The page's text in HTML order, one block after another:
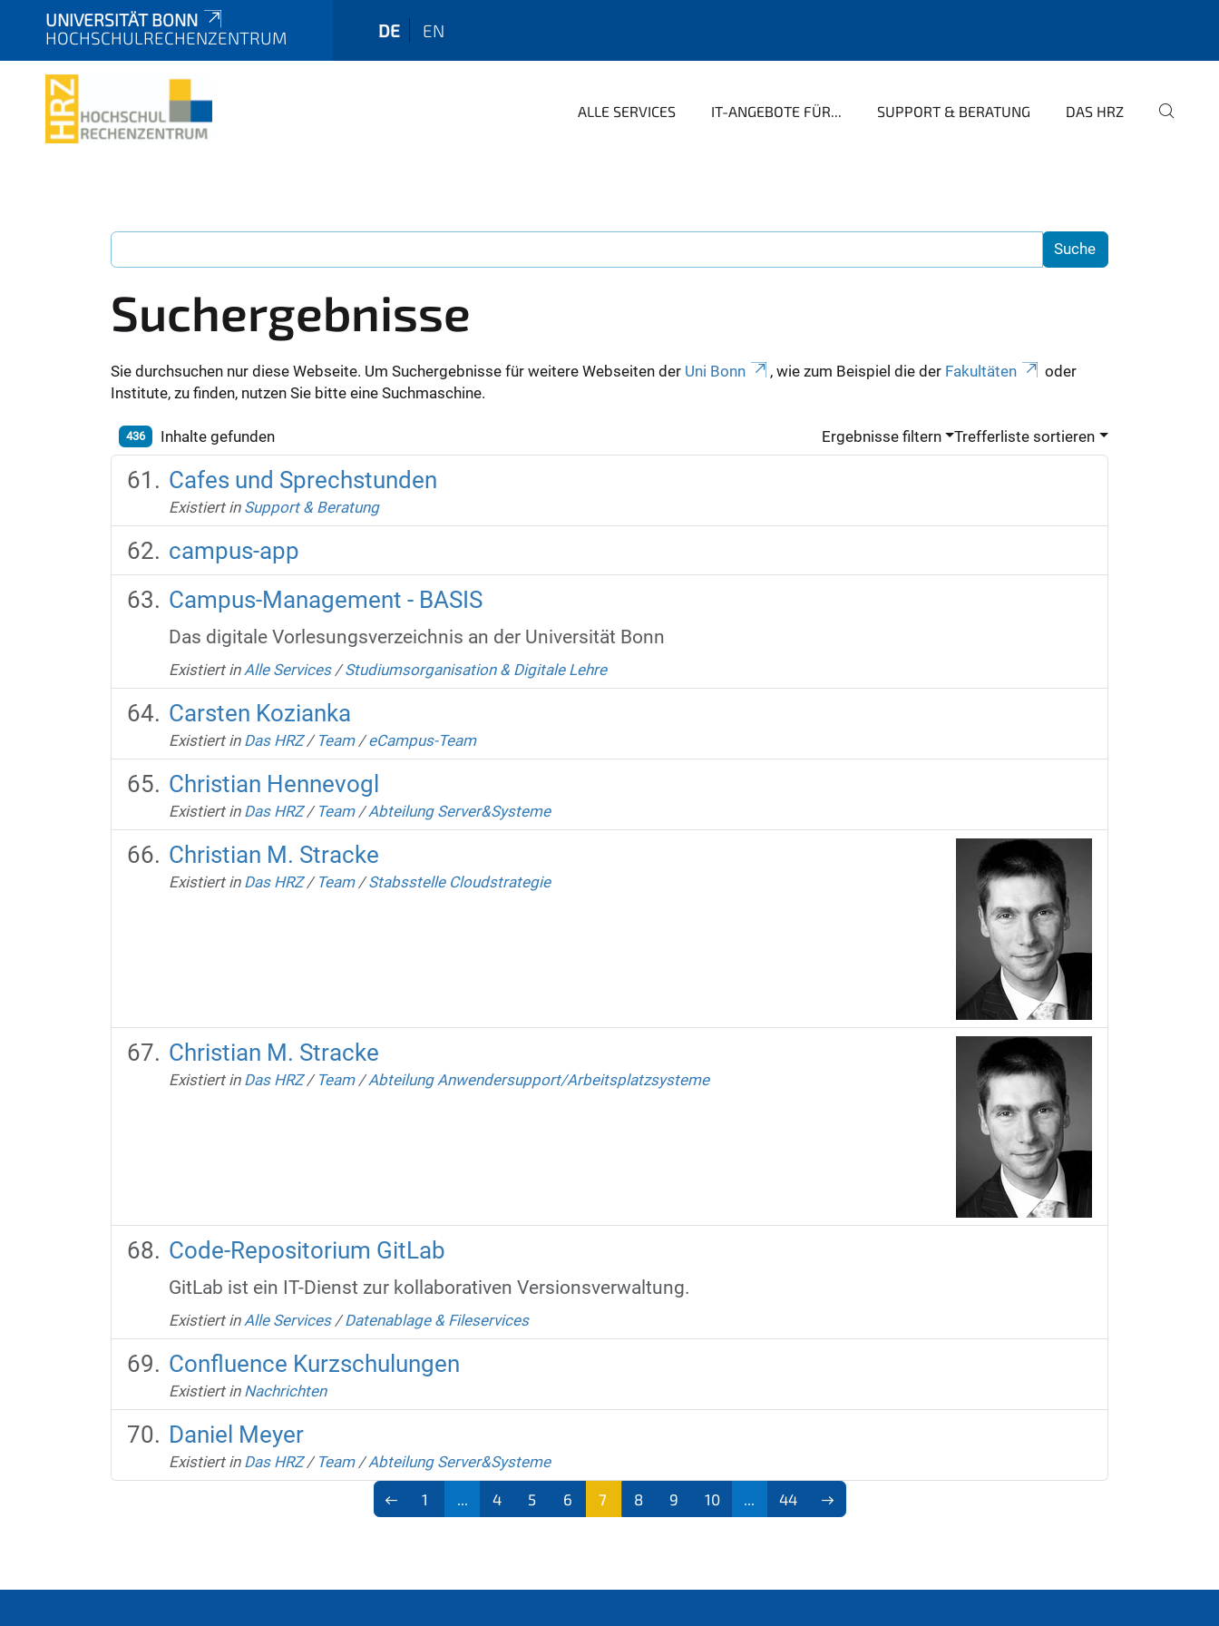
UNIVERSITÄT BONN
HOCHSCHULRECHENZENTRUM
DE EN
ALLE SERVICES IT-ANGEBOTE FÜR... SUPPORT & BERATUNG DAS HRZ
Suchergebnisse
Sie durchsuchen nur diese Webseite. Um Suchergebnisse für weitere Webseiten der Uni Bonn , wie zum Beispiel die der Fakultäten
oder
Institute, zu finden, nutzen Sie bitte eine Suchmaschine.
436 Inhalte gefunden Ergebnisse filtern Trefferliste sortieren
Cafes und Sprechstunden
Existiert in Support & Beratung
campus-app
Campus-Management - BASIS
Das digitale Vorlesungsverzeichnis an der Universität Bonn
Existiert in Alle Services /Studiumsorganisation & Digitale Lehre
Carsten Kozianka
Existiert in Das HRZ / Team /eCampus-Team
Christian Hennevogl
Existiert in Das HRZ / Team /Abteilung Server&Systeme
Christian M. Stracke
Existiert in Das HRZ / Team /Stabsstelle Cloudstrategie
Christian M. Stracke
Existiert in Das HRZ / Team /Abteilung Anwendersupport/Arbeitsplatzsysteme
Code-Repositorium GitLab
GitLab ist ein IT-Dienst zur kollaborativen Versionsverwaltung.
Existiert in Alle Services /Datenablage & Fileservices
Confluence Kurzschulungen
Existiert in Nachrichten
Daniel Meyer
Existiert in Das HRZ / Team /Abteilung Server&Systeme
1 4 5 6
7
8 9 10 44